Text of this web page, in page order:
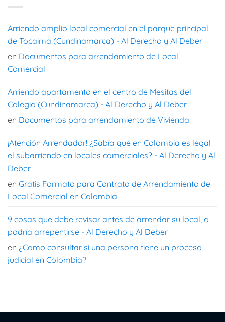
Arriendo amplio local comercial en el parque principal
de Tocaima (Cundinamarca) - Al Derecho y Al Deber
en Documentos para arrendamiento de Local
Comercial
Arriendo apartamento en el centro de Mesitas del
Colegio (Cundinamarca) - Al Derecho y Al Deber
en Documentos para arrendamiento de Vivienda
¡Atención Arrendador! ¿Sabía qué en Colombia es legal
el subarriendo en locales comerciales? - Al Derecho y Al
Deber
en Gratis Formato para Contrato de Arrendamiento de
Local Comercial en Colombia
9 cosas que debe revisar antes de arrendar su local, o
podría arrepentirse - Al Derecho y Al Deber
en ¿Como consultar si una persona tiene un proceso
judicial en Colombia?